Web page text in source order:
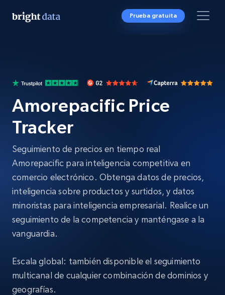
Prueba gratuita
Amorepacific Price
Tracker
Seguimiento de precios en tiempo real
Amorepacific para inteligencia competitiva en
comercio electrónico. Obtenga datos de precios,
inteligencia sobre productos y surtidos, y datos
minoristas para inteligencia empresarial. Realice un
seguimiento de la competencia y manténgase a la
vanguardia.
Escala global: también disponible el seguimiento
multicanal de cualquier combinación de dominios y
geografías.